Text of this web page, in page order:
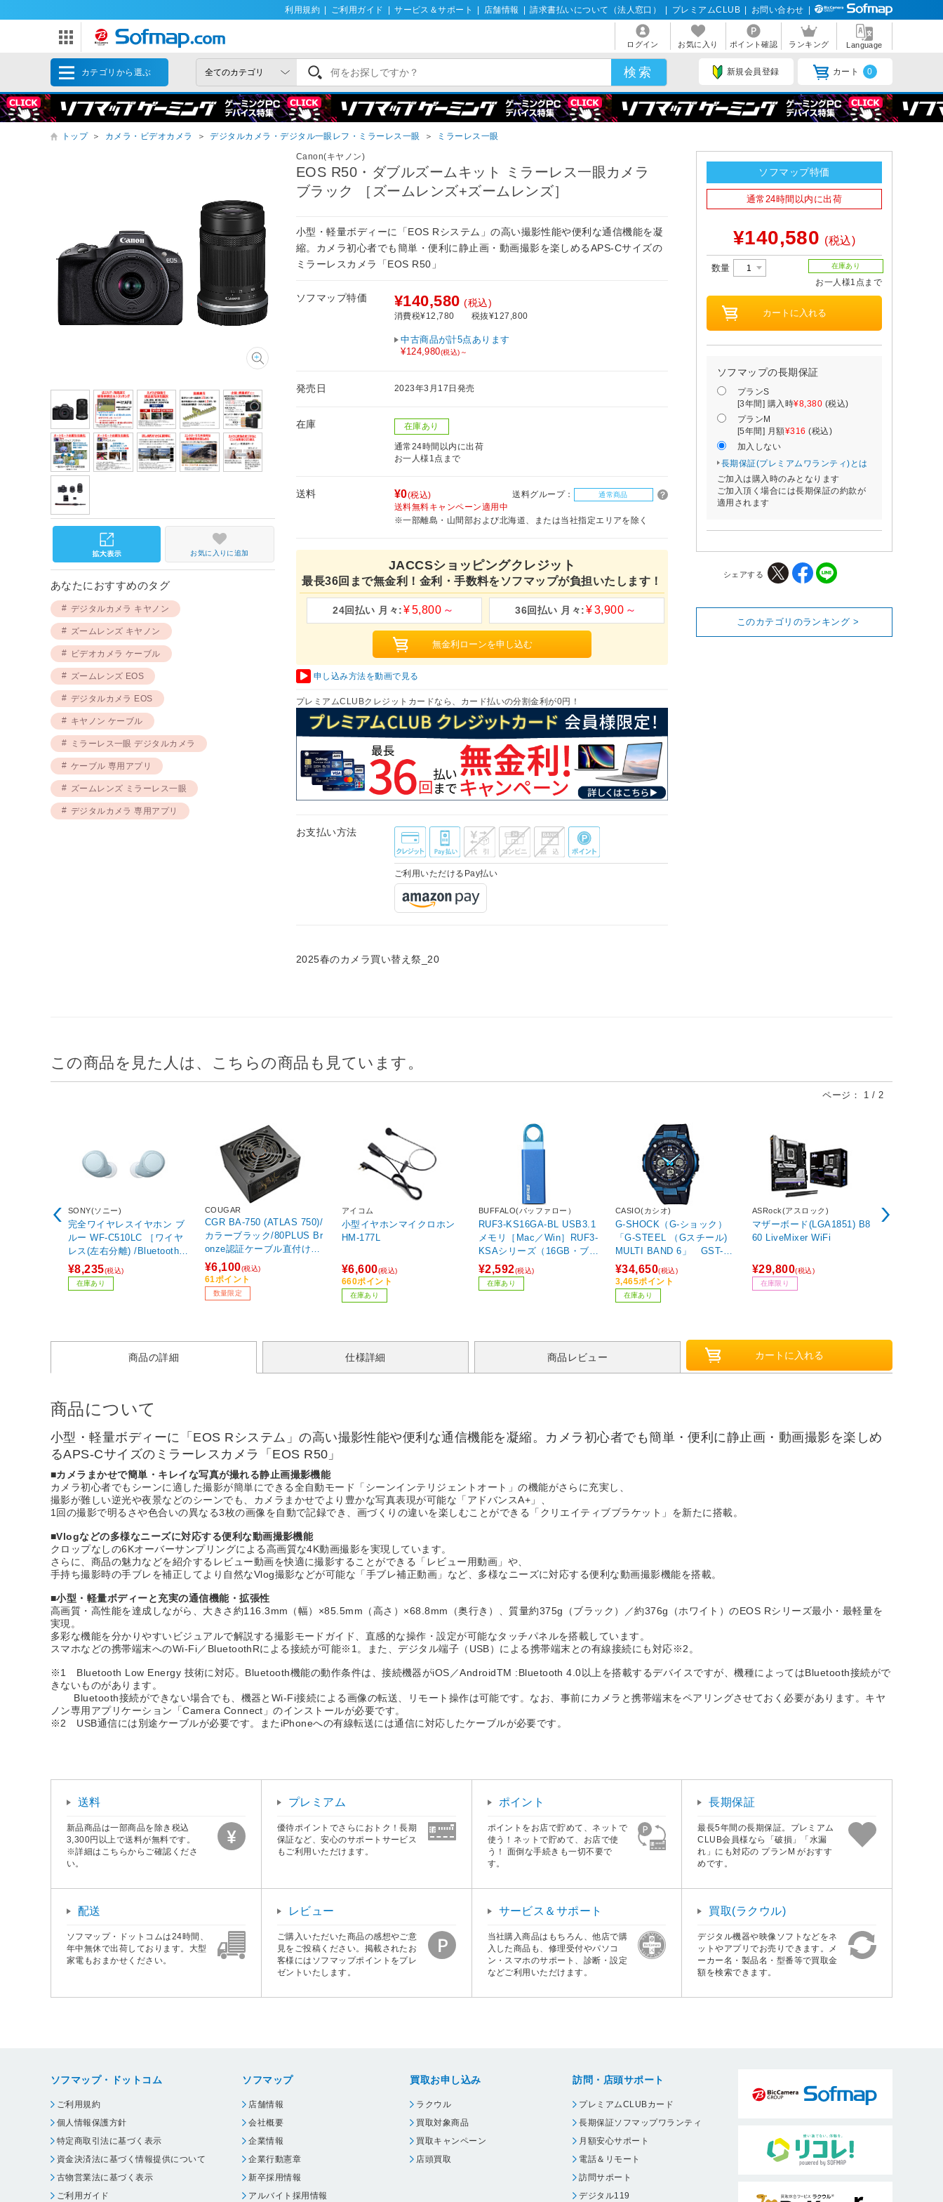
利用規約 ご利用ガイド サービス＆サポート 店舗情報 請求書払いについて（法人窓口） プレミアムCLUB お問い合わせ
ログイン お気に入り ポイント確認 ランキング Language
カテゴリから選ぶ 新規会員登録 カート 0
トップ ＞ カメラ・ビデオカメラ ＞ デジタルカメラ・デジタル一眼レフ・ミラーレス一眼 ＞ ミラーレス一眼
Canon(キヤノン)
EOS R50・ダブルズームキット ミラーレス一眼カメラ
ブラック ［ズームレンズ+ズームレンズ］
小型・軽量ボディーに「EOS Rシステム」の高い撮影性能や便利な通信機能を凝
縮。カメラ初心者でも簡単・便利に静止画・動画撮影を楽しめるAPS-Cサイズの
ミラーレスカメラ「EOS R50」
ソフマップ特価 ¥140,580 (税込)
消費税¥12,780 税抜¥127,800
中古商品が計5点あります
¥124,980(税込)～
発売日 2023年3月17日発売
在庫 在庫あり
通常24時間以内に出荷
お一人様1点まで
送料 ¥0(税込) 送料グループ： 通常商品
送料無料キャンペーン適用中
※一部離島・山間部および北海道、または当社指定エリアを除く
JACCSショッピングクレジット
最長36回まで無金利！金利・手数料をソフマップが負担いたします！
5,800 3,900
申し込み方法を動画で見る
プレミアムCLUBクレジットカードなら、カード払いの分割金利が0円！
お支払い方法
ご利用いただけるPay払い
2025春のカメラ買い替え祭_20
お気に入りに追加
あなたにおすすめのタグ
デジタルカメラ キヤノン
ズームレンズ キヤノン
ビデオカメラ ケーブル
ズームレンズ EOS
デジタルカメラ EOS
キヤノン ケーブル
ミラーレス一眼 デジタルカメラ
ケーブル 専用アプリ
ズームレンズ ミラーレス一眼
デジタルカメラ 専用アプリ
ソフマップ特価
通常24時間以内に出荷
¥140,580 (税込)
数量 在庫あり
お一人様1点まで
ソフマップの長期保証
プランS
[3年間] 購入時¥8,380 (税込)
プランM
[5年間] 月額¥316 (税込)
加入しない
長期保証(プレミアムワランティ)とは
ご加入は購入時のみとなります
ご加入頂く場合には長期保証の約款が
適用されます
シェアする
このカテゴリのランキング >
この商品を見た人は、こちらの商品も見ています。
ページ： 1 / 2
SONY(ソニー)
完全ワイヤレスイヤホン ブ
ルー WF-C510LC ［ワイヤ
レス(左右分離) /Bluetooth対
応］
¥8,235(税込)
在庫あり
COUGAR
CGR BA-750 (ATLAS 750)/
カラーブラック/80PLUS Br
onze認証ケーブル直付け方
式 750W電源 ATLAS ブラッ
ク CGR BA-750 ［750W /A
TX /80PLUS Bronze］ 【so
f001】
¥6,100(税込)
61ポイント
数量限定
アイコム
小型イヤホンマイクロホン
HM-177L
¥6,600(税込)
660ポイント
在庫あり
BUFFALO(バッファロー）
RUF3-KS16GA-BL USB3.1
メモリ［Mac／Win］RUF3-
KSAシリーズ（16GB・ブル
ー）
¥2,592(税込)
在庫あり
CASIO(カシオ)
G-SHOCK（G-ショック）
「G-STEEL （Gスチール)
MULTI BAND 6」 GST-W3
00G-1A2JF
¥34,650(税込)
3,465ポイント
在庫あり
ASRock(アスロック)
マザーボード(LGA1851) B8
60 LiveMixer WiFi
¥29,800(税込)
在庫限り
商品の詳細 仕様詳細 商品レビュー
商品について
小型・軽量ボディーに「EOS Rシステム」の高い撮影性能や便利な通信機能を凝縮。カメラ初心者でも簡単・便利に静止画・動画撮影を楽しめ
るAPS-Cサイズのミラーレスカメラ「EOS R50」
■カメラまかせで簡単・キレイな写真が撮れる静止画撮影機能
カメラ初心者でもシーンに適した撮影が簡単にできる全自動モード「シーンインテリジェントオート」の機能がさらに充実し、
撮影が難しい逆光や夜景などのシーンでも、カメラまかせでより豊かな写真表現が可能な「アドバンスA+」、
1回の撮影で明るさや色合いの異なる3枚の画像を自動で記録でき、画づくりの違いを楽しむことができる「クリエイティブブラケット」を新たに搭載。
■Vlogなどの多様なニーズに対応する便利な動画撮影機能
クロップなしの6Kオーバーサンプリングによる高画質な4K動画撮影を実現しています。
さらに、商品の魅力などを紹介するレビュー動画を快適に撮影することができる「レビュー用動画」や、
手持ち撮影時の手ブレを補正してより自然なVlog撮影などが可能な「手ブレ補正動画」など、多様なニーズに対応する便利な動画撮影機能を搭載。
■小型・軽量ボディーと充実の通信機能・拡張性
高画質・高性能を達成しながら、大きさ約116.3mm（幅）×85.5mm（高さ）×68.8mm（奥行き）、質量約375g（ブラック）／約376g（ホワイト）のEOS Rシリーズ最小・最軽量を
実現。
多彩な機能を分かりやすいビジュアルで解説する撮影モードガイド、直感的な操作・設定が可能なタッチパネルを搭載しています。
スマホなどの携帯端末へのWi-Fi／BluetoothRによる接続が可能※1。また、デジタル端子（USB）による携帯端末との有線接続にも対応※2。
※1 Bluetooth Low Energy 技術に対応。Bluetooth機能の動作条件は、接続機器がiOS／AndroidTM :Bluetooth 4.0以上を搭載するデバイスですが、機種によってはBluetooth接続がで
きないものがあります。
Bluetooth接続ができない場合でも、機器とWi-Fi接続による画像の転送、リモート操作は可能です。なお、事前にカメラと携帯端末をペアリングさせておく必要があります。キヤ
ノン専用アプリケーション「Camera Connect」のインストールが必要です。
※2 USB通信には別途ケーブルが必要です。またiPhoneへの有線転送には通信に対応したケーブルが必要です。
送料
新品商品は一部商品を除き税込
3,300円以上で送料が無料です。
※詳細はこちらからご確認くださ
い。
プレミアム
優待ポイントでさらにおトク！長期
保証など、安心のサポートサービス
もご利用いただけます。
ポイント
ポイントをお店で貯めて、ネットで
使う！ネットで貯めて、お店で使
う！ 面倒な手続きも一切不要で
す。
長期保証
最長5年間の長期保証。プレミアム
CLUB会員様なら「破損」「水漏
れ」にも対応の プランM がおすす
めです。
配送
ソフマップ・ドットコムは24時間、
年中無休で出荷しております。大型
家電もおまかせください。
レビュー
ご購入いただいた商品の感想やご意
見をご投稿ください。掲載されたお
客様にはソフマップポイントをプレ
ゼントいたします。
サービス＆サポート
当社購入商品はもちろん、他店で購
入した商品も、修理受付やパソコ
ン・スマホのサポート、診断・設定
などご利用いただけます。
買取(ラクウル)
デジタル機器や映像ソフトなどをネ
ットやアプリでお売りできます。メ
ーカー名・製品名・型番等で買取金
額を検索できます。
ソフマップ・ドットコム
ご利用規約
個人情報保護方針
特定商取引法に基づく表示
資金決済法に基づく情報提供について
古物営業法に基づく表示
ご利用ガイド
ソフマップ
店舗情報
会社概要
企業情報
企業行動憲章
新卒採用情報
アルバイト採用情報
買取お申し込み
ラクウル
買取対象商品
買取キャンペーン
店頭買取
訪問・店頭サポート
プレミアムCLUBカード
長期保証ソフマップワランティ
月額安心サポート
電話＆リモート
訪問サポート
デジタル119